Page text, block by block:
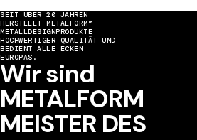
SEIT ÜBER 20 JAHREN
HERSTELLT METALFORM™
METALLDESIGNPRODUKTE
HOCHWERTIGER QUALITÄT UND
BEDIENT ALLE ECKEN
EUROPAS.
Wir sind
METALFORM
MEISTER DES